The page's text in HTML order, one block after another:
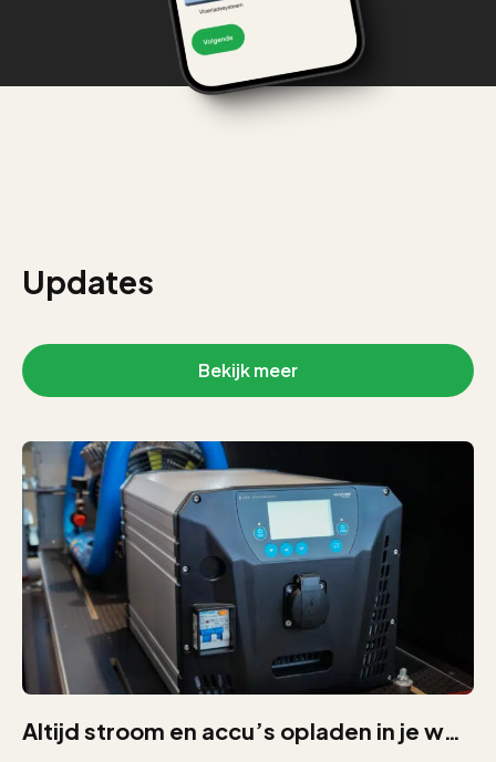
Updates
Bekijk meer
Altijd stroom en accu’s opladen in je werkbus